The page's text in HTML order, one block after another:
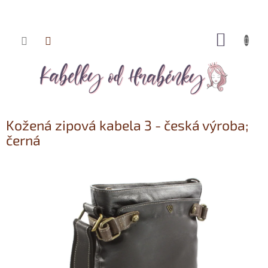
Přejít
Kožená zipová kabela 3 - česká výroba;
černá